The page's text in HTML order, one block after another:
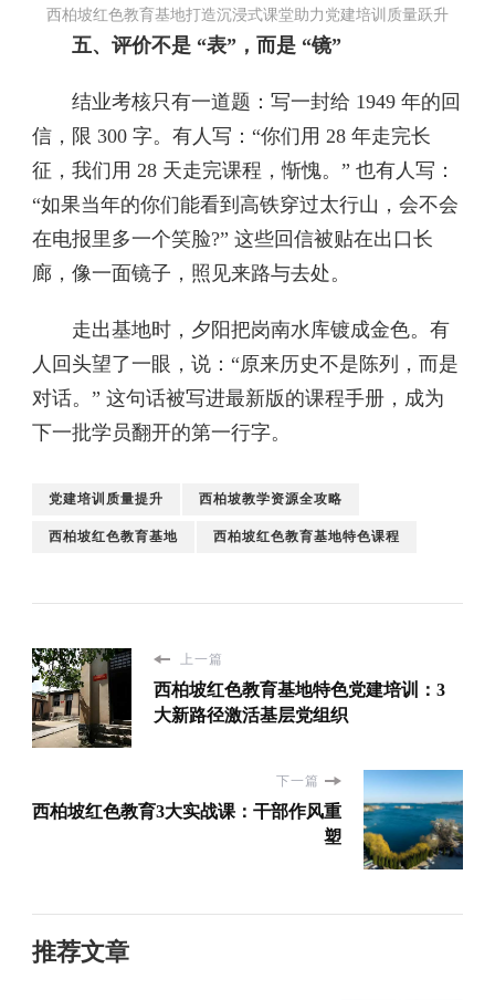
西柏坡红色教育基地打造沉浸式课堂助力党建培训质量跃升
五、评价不是 “表”，而是 “镜”
结业考核只有一道题：写一封给 1949 年的回
信，限 300 字。有人写：“你们用 28 年走完长
征，我们用 28 天走完课程，惭愧。” 也有人写：
“如果当年的你们能看到高铁穿过太行山，会不会
在电报里多一个笑脸?” 这些回信被贴在出口长
廊，像一面镜子，照见来路与去处。
走出基地时，夕阳把岗南水库镀成金色。有
人回头望了一眼，说：“原来历史不是陈列，而是
对话。” 这句话被写进最新版的课程手册，成为
下一批学员翻开的第一行字。
党建培训质量提升 西柏坡教学资源全攻略
西柏坡红色教育基地 西柏坡红色教育基地特色课程
上一篇
西柏坡红色教育基地特色党建培训：3
大新路径激活基层党组织
下一篇
西柏坡红色教育3大实战课：干部作风重
塑
推荐文章